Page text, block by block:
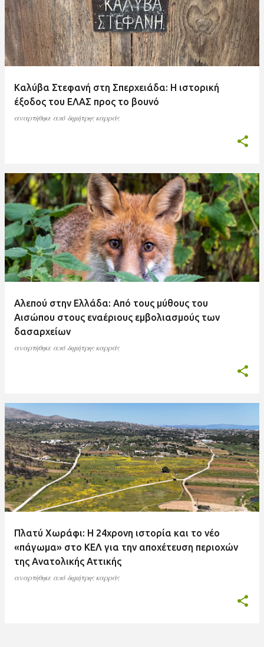
Καλύβα Στεφανή στη Σπερχειάδα: Η ιστορική
έξοδος του ΕΛΑΣ προς το βουνό
αναρτήθηκε από δημήτρης καρράς
Αλεπού στην Ελλάδα: Από τους μύθους του
Αισώπου στους εναέριους εμβολιασμούς των
δασαρχείων
αναρτήθηκε από δημήτρης καρράς
Πλατύ Χωράφι: Η 24χρονη ιστορία και το νέο
«πάγωμα» στο ΚΕΛ για την αποχέτευση περιοχών
της Ανατολικής Αττικής
αναρτήθηκε από δημήτρης καρράς